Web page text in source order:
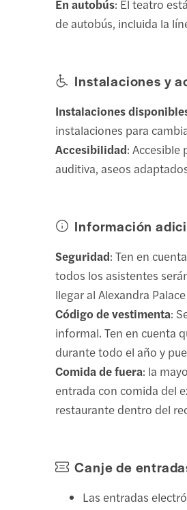
En autobús: El teatro
de autobús, incluida la
Instalaciones y
Instalaciones
instalaciones para
Accesibilidad: Accesible
auditiva, aseos
Información
Seguridad: Ten en
todos los asistentes
llegar al Alexandra
Código de vestimenta:
informal. Ten en cuenta
durante todo el año y
Comida de fuera: la
entrada con comida del
restaurante dentro del
Canje de
Las entradas